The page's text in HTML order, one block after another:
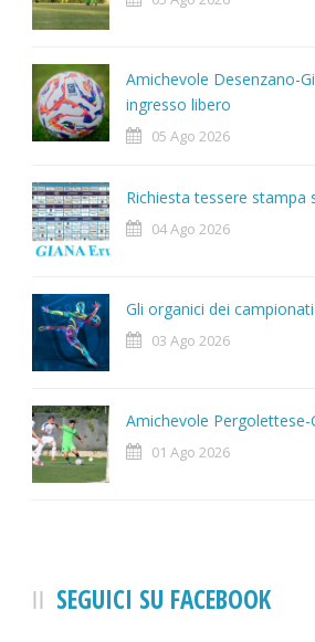
Amichevole Desenzano-
ingresso libero
05 Ago 2026
Richiesta tessere stampa
04 Ago 2026
Gli organici dei
03 Ago 2026
Amichevole Pergolettese-
01 Ago 2026
SEGUICI SU FACEBOOK